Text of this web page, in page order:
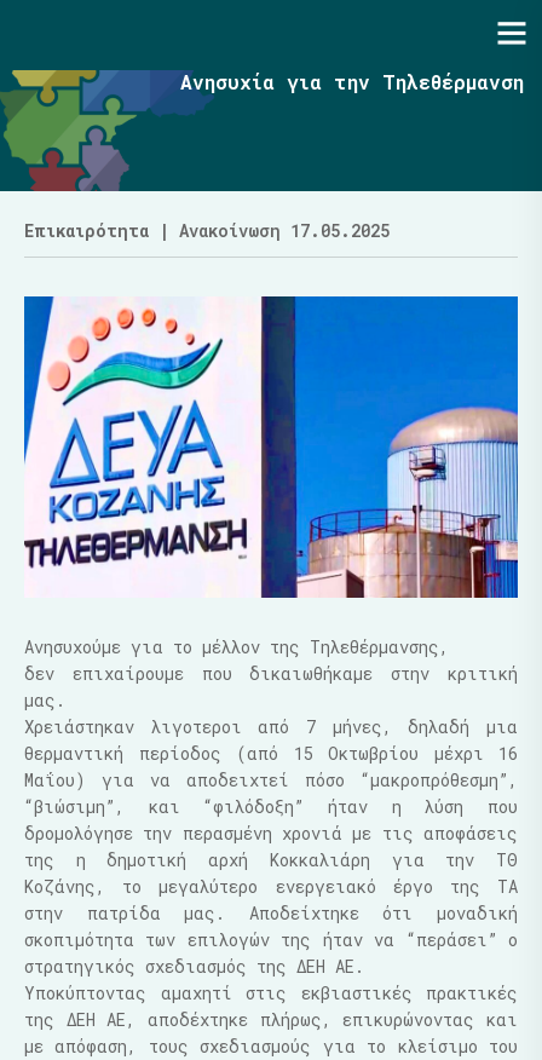
Ανησυχία για την Τηλεθέρμανση
Επικαιρότητα | Ανακοίνωση 17.05.2025
Ανησυχούμε για το μέλλον της Τηλεθέρμανσης,
δεν επιχαίρουμε που δικαιωθήκαμε στην κριτική
μας.
Χρειάστηκαν λιγοτεροι από 7 μήνες, δηλαδή μια
θερμαντική περίοδος (από 15 Οκτωβρίου μέχρι 16
Μαΐου) για να αποδειχτεί πόσο “μακροπρόθεσμη”,
“βιώσιμη”, και “φιλόδοξη” ήταν η λύση που
δρομολόγησε την περασμένη χρονιά με τις αποφάσεις
της η δημοτική αρχή Κοκκαλιάρη για την ΤΘ
Κοζάνης, το μεγαλύτερο ενεργειακό έργο της ΤΑ
στην πατρίδα μας. Αποδείχτηκε ότι μοναδική
σκοπιμότητα των επιλογών της ήταν να “περάσει” ο
στρατηγικός σχεδιασμός της ΔΕΗ ΑΕ.
Υποκύπτοντας αμαχητί στις εκβιαστικές πρακτικές
της ΔΕΗ ΑΕ, αποδέχτηκε πλήρως, επικυρώνοντας και
με απόφαση, τους σχεδιασμούς για το κλείσιμο του